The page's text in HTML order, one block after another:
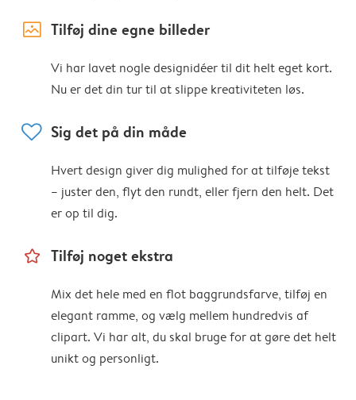
image_placeholder Tilføj dine egne billeder
Vi har lavet nogle designidéer til dit helt eget kort.
Nu er det din tur til at slippe kreativiteten løs.
heart Sig det på din måde
Hvert design giver dig mulighed for at tilføje tekst
– juster den, flyt den rundt, eller fjern den helt. Det
er op til dig.
star_outline Tilføj noget ekstra
Mix det hele med en flot baggrundsfarve, tilføj en
elegant ramme, og vælg mellem hundredvis af
clipart. Vi har alt, du skal bruge for at gøre det helt
unikt og personligt.